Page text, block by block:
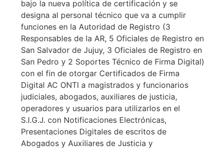
bajo la nueva política de certificación y se
designa al personal técnico que va a cumplir
funciones en la Autoridad de Registro (3
Responsables de la AR, 5 Oficiales de Registro en
San Salvador de Jujuy, 3 Oficiales de Registro en
San Pedro y 2 Soportes Técnico de Firma Digital)
con el fin de otorgar Certificados de Firma
Digital AC ONTI a magistrados y funcionarios
judiciales, abogados, auxiliares de justicia,
operadores y usuarios para utilizarlos en el
S.I.G.J. con Notificaciones Electrónicas,
Presentaciones Digitales de escritos de
Abogados y Auxiliares de Justicia y